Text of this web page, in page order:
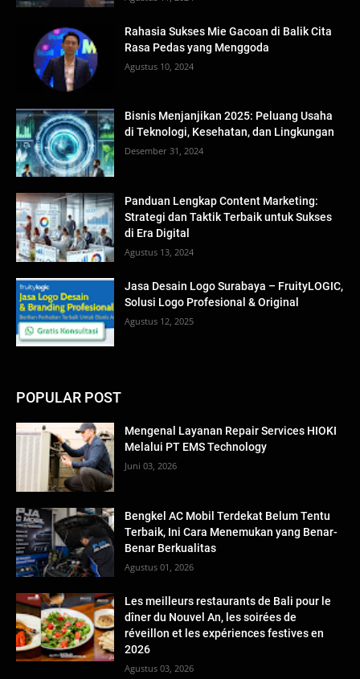
Rahasia Sukses Mie Gacoan di Balik Cita
Rasa Pedas yang Menggoda
Agustus 10, 2024
Bisnis Menjanjikan 2025: Peluang Usaha
di Teknologi, Kesehatan, dan Lingkungan
Desember 31, 2024
Panduan Lengkap Content Marketing:
Strategi dan Taktik Terbaik untuk Sukses
di Era Digital
Agustus 13, 2024
Jasa Desain Logo Surabaya – FruityLOGIC,
Solusi Logo Profesional & Original
Agustus 12, 2025
POPULAR POST
Mengenal Layanan Repair Services HIOKI
Melalui PT EMS Technology
Juni 03, 2026
Bengkel AC Mobil Terdekat Belum Tentu
Terbaik, Ini Cara Menemukan yang Benar-
Benar Berkualitas
Agustus 01, 2026
Les meilleurs restaurants de Bali pour le
dîner du Nouvel An, les soirées de
réveillon et les expériences festives en
2026
Agustus 03, 2026